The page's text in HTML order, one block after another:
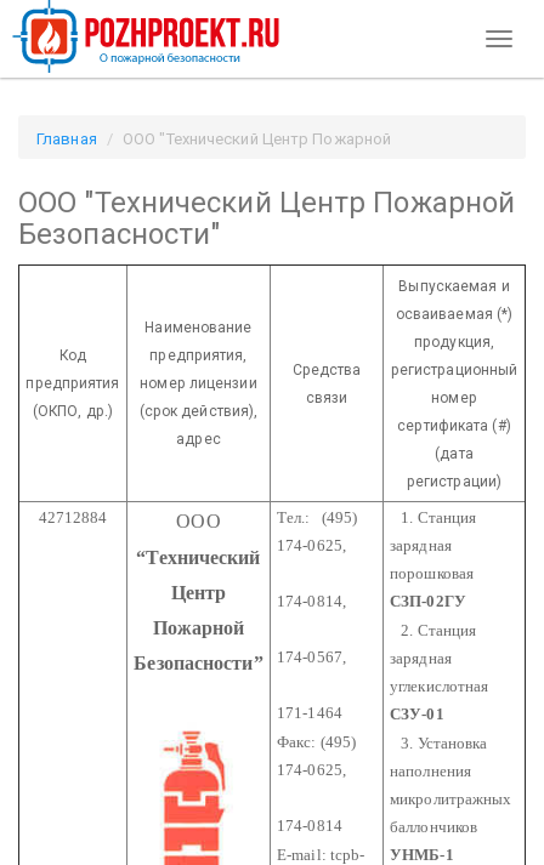
Главная
ООО "Технический Центр Пожарной
ООО "Технический Центр Пожарной
Безопасности"
Код
предприятия
(ОКПО, др.)
Наименование
предприятия,
номер лицензии
(срок действия),
адрес
Средства
связи
Выпускаемая и
осваиваемая (*)
продукция,
регистрационный
номер
сертификата (#)
(дата
регистрации)
42712884
ООО
“Технический
Центр
Пожарной
Безопасности”
Тел.: (495)
174-0625,
174-0814,
174-0567,
171-1464
Факс: (495)
174-0625,
174-0814
E-mail: tcpb-
1. Станция
зарядная
порошковая
СЗП-02ГУ
2. Станция
зарядная
углекислотная
СЗУ-01
3. Установка
наполнения
микролитражных
баллончиков
УНМБ-1